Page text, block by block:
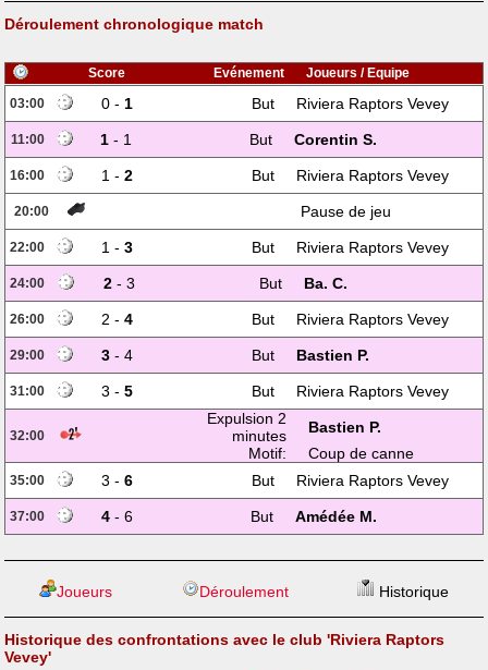
Déroulement chronologique match
Score Evénement
Joueurs / Equipe
03:00
0 - 1 But Riviera Raptors Vevey
11:00 1 - 1 But Corentin S.
16:00 1 - 2 But Riviera Raptors Vevey
20:00 Pause de jeu
22:00 1 - 3 But Riviera Raptors Vevey
24:00 2 - 3 But Ba. C.
26:00 2 - 4 But Riviera Raptors Vevey
29:00 3 - 4 But Bastien P.
31:00 3 - 5 But Riviera Raptors Vevey
32:00
Expulsion 2
minutes
Bastien P.
Motif:
Coup de canne
35:00 3 - 6 But Riviera Raptors Vevey
37:00 4 - 6 But Amédée M.
Joueurs Déroulement Historique
Historique des confrontations avec le club 'Riviera Raptors
Vevey'